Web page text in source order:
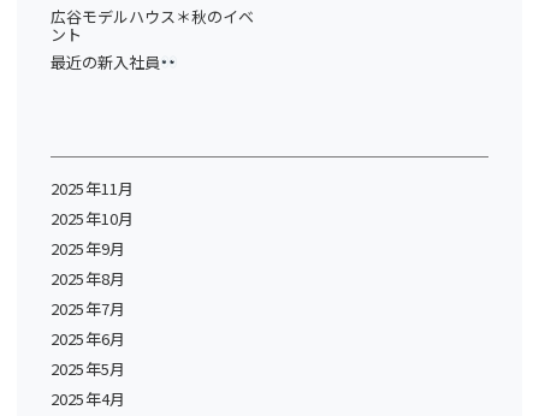
広谷モデルハウス＊秋のイベ
ント
最近の新入社員
2025年11月
2025年10月
2025年9月
2025年8月
2025年7月
2025年6月
2025年5月
2025年4月